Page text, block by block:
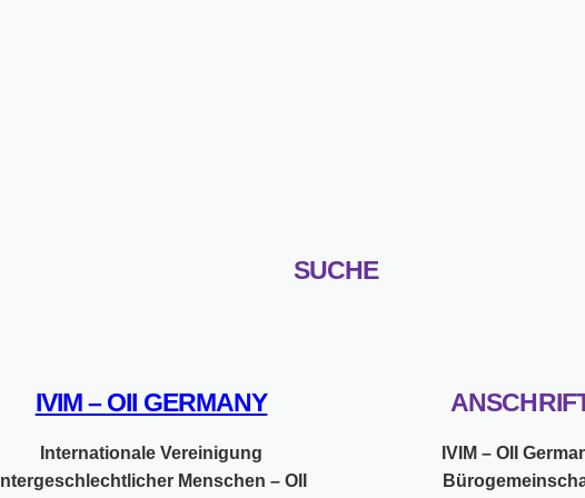
SUCHE
IVIM – OII GERMANY
Internationale Vereinigung
Intergeschlechtlicher Menschen – OII
IVIM – OII